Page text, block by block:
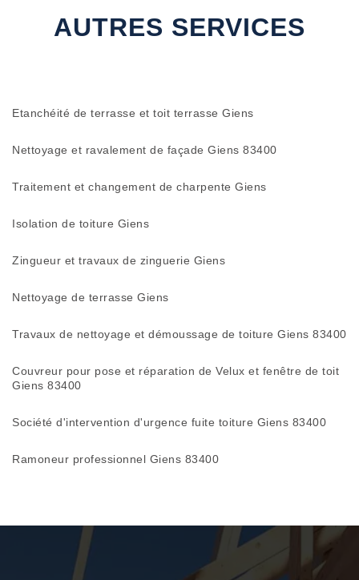
AUTRES SERVICES
Etanchéité de terrasse et toit terrasse Giens
Nettoyage et ravalement de façade Giens 83400
Traitement et changement de charpente Giens
Isolation de toiture Giens
Zingueur et travaux de zinguerie Giens
Nettoyage de terrasse Giens
Travaux de nettoyage et démoussage de toiture Giens 83400
Couvreur pour pose et réparation de Velux et fenêtre de toit
Giens 83400
Société d'intervention d'urgence fuite toiture Giens 83400
Ramoneur professionnel Giens 83400